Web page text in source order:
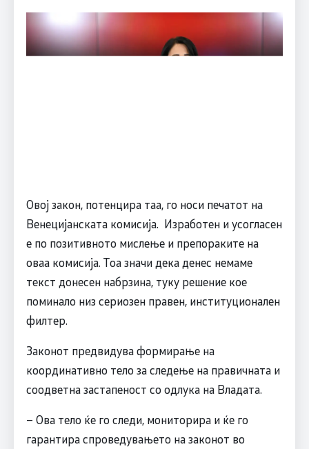
Овој закон, потенцира таа, го носи печатот на
Венецијанската комисија. Изработен и усогласен
е по позитивното мислење и препораките на
оваа комисија. Тоа значи дека денес немаме
текст донесен набрзина, туку решение кое
поминало низ сериозен правен, институционален
филтер.
Законот предвидува формирање на
координативно тело за следење на правичната и
соодветна застапеност со одлука на Владата.
– Ова тело ќе го следи, мониторира и ќе го
гарантира спроведувањето на законот во